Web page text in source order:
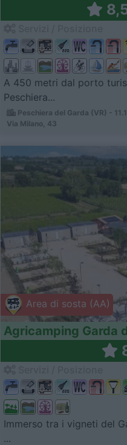
A 450 metri dal porto
Peschiera...
Peschiera del Garda (VR) -
Via Milano, 43
Area di sosta (AA)
Agricamping Garda
Immerso tra i vigneti del
...